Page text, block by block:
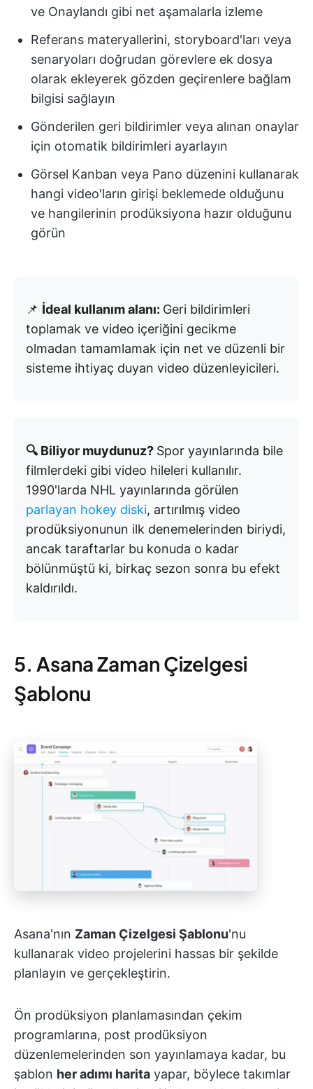
ve Onaylandı gibi net aşamalarla izleme
Referans materyallerini, storyboard'ları veya
senaryoları doğrudan görevlere ek dosya
olarak ekleyerek gözden geçirenlere bağlam
bilgisi sağlayın
Gönderilen geri bildirimler veya alınan onaylar
için otomatik bildirimleri ayarlayın
Görsel Kanban veya Pano düzenini kullanarak
hangi video'ların girişi beklemede olduğunu
ve hangilerinin prodüksiyona hazır olduğunu
görün
📌 İdeal kullanım alanı: Geri bildirimleri
toplamak ve video içeriğini gecikme
olmadan tamamlamak için net ve düzenli bir
sisteme ihtiyaç duyan video düzenleyicileri.
🔍 Biliyor muydunuz? Spor yayınlarında bile
filmlerdeki gibi video hileleri kullanılır.
1990'larda NHL yayınlarında görülen
parlayan hokey diski, artırılmış video
prodüksiyonunun ilk denemelerinden biriydi,
ancak taraftarlar bu konuda o kadar
bölünmüştü ki, birkaç sezon sonra bu efekt
kaldırıldı.
5. Asana Zaman Çizelgesi
Şablonu
Asana'nın Zaman Çizelgesi Şablonu'nu
kullanarak video projelerini hassas bir şekilde
planlayın ve gerçekleştirin.
Ön prodüksiyon planlamasından çekim
programlarına, post prodüksiyon
düzenlemelerinden son yayınlamaya kadar, bu
şablon her adımı harita yapar, böylece takımlar